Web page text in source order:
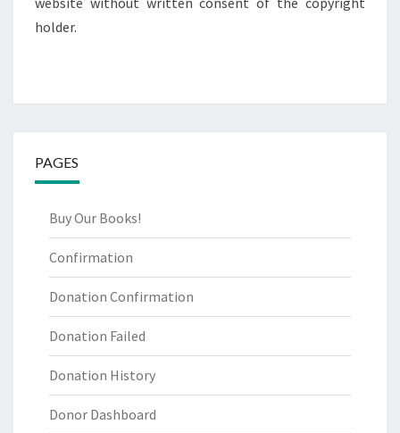
holder.
PAGES
Buy Our Books!
Confirmation
Donation Confirmation
Donation Failed
Donation History
Donor Dashboard